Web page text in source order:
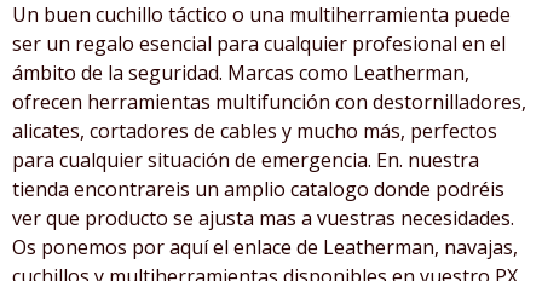
Un buen cuchillo táctico o una multiherramienta puede
ser un regalo esencial para cualquier profesional en el
ámbito de la seguridad. Marcas como Leatherman,
ofrecen herramientas multifunción con destornilladores,
alicates, cortadores de cables y mucho más, perfectos
para cualquier situación de emergencia. En. nuestra
tienda encontrareis un amplio catalogo donde podréis
ver que producto se ajusta mas a vuestras necesidades.
Os ponemos por aquí el enlace de Leatherman, navajas,